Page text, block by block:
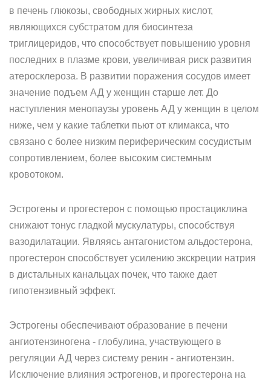
в печень глюкозы, свободных жирных кислот,
являющихся субстратом для биосинтеза
триглицеридов, что способствует повышению уровня
последних в плазме крови, увеличивая риск развития
атеросклероза. В развитии поражения сосудов имеет
значение подъем АД у женщин старше лет. До
наступления менопаузы уровень АД у женщин в целом
ниже, чем у какие таблетки пьют от климакса, что
связано с более низким периферическим сосудистым
сопротивлением, более высоким системным
кровотоком.
Эстрогены и прогестерон с помощью простациклина
снижают тонус гладкой мускулатуры, способствуя
вазодилатации. Являясь антагонистом альдостерона,
прогестерон способствует усилению экскреции натрия
в дистальных канальцах почек, что также дает
гипотензивный эффект.
Эстрогены обеспечивают образование в печени
ангиотензиногена - глобулина, участвующего в
регуляции АД через систему ренин - ангиотензин.
Исключение влияния эстрогенов, и прогестерона на